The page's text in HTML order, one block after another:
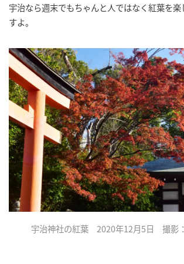
宇治なら週末でもちゃんと人ではなく紅葉を楽
すよ。
宇治神社の紅葉 2020年12月5日 撮影